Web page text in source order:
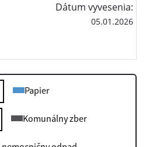
Dátum vyvesenia:
05.01.2026
Papier
Komunálny zber